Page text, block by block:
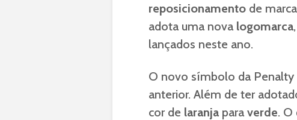
reposicionamento de
adota uma nova logomarca
lançados neste ano.
O novo símbolo da Penalty
anterior. Além de ter
cor de laranja paraverde. O